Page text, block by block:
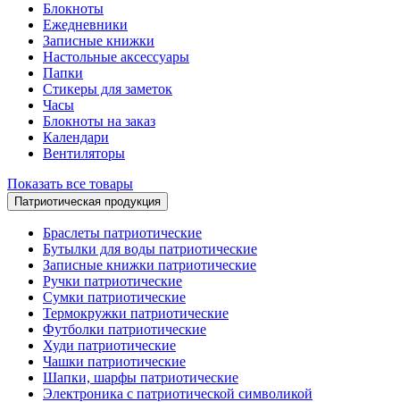
Блокноты
Ежедневники
Записные книжки
Настольные аксессуары
Папки
Стикеры для заметок
Часы
Блокноты на заказ
Календари
Вентиляторы
Показать все товары
Патриотическая продукция
Браслеты патриотические
Бутылки для воды патриотические
Записные книжки патриотические
Ручки патриотические
Сумки патриотические
Термокружки патриотические
Футболки патриотические
Худи патриотические
Чашки патриотические
Шапки, шарфы патриотические
Электроника с патриотической символикой